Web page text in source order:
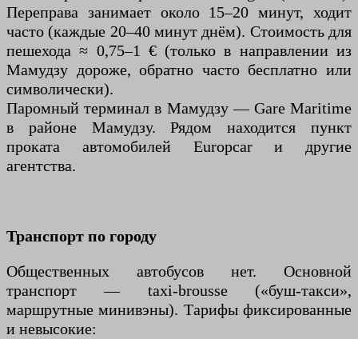
Переправа занимает около 15–20 минут, ходит
часто (каждые 20–40 минут днём). Стоимость для
пешехода ≈ 0,75–1 € (только в направлении из
Мамудзу дороже, обратно часто бесплатно или
символически).
Паромный терминал в Мамудзу — Gare Maritime
в районе Мамудзу. Рядом находится пункт
проката автомобилей Europcar и другие
агентства.
Транспорт по городу
Общественных автобусов нет. Основной
транспорт — taxi-brousse («буш-такси»,
маршрутные минивэны). Тарифы фиксированные
и невысокие: